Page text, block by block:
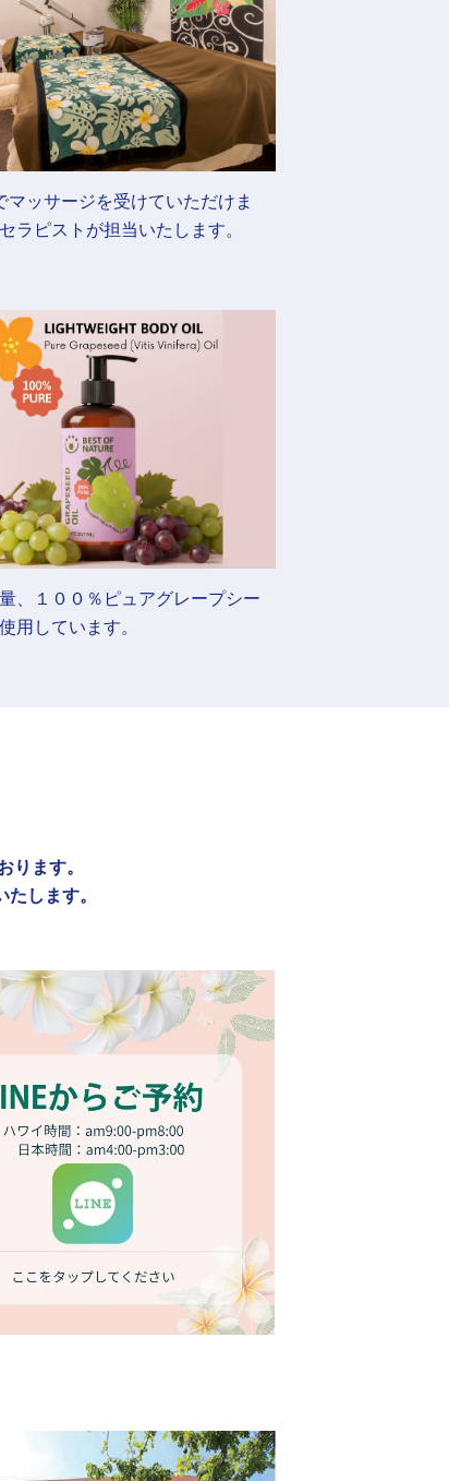
マッサージを受けていただけま
ラピストが担当いたします。
、１００％ピュアグレープシー
用しています。
ります。
します。